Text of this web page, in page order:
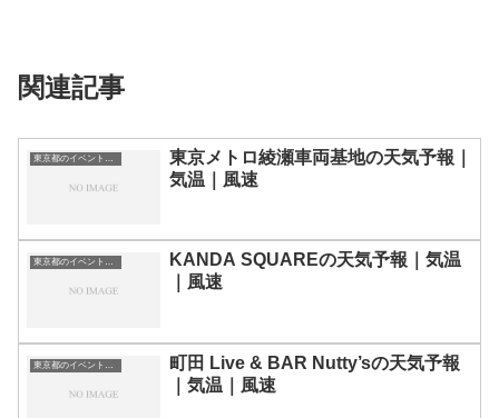
関連記事
東京都のイベント会場一覧
東京メトロ綾瀬車両基地の天気予報｜
気温｜風速
東京都のイベント会場一覧
KANDA SQUAREの天気予報｜気温
｜風速
東京都のイベント会場一覧
町田 Live & BAR Nutty’sの天気予報
｜気温｜風速